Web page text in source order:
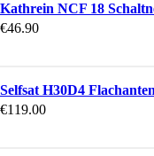
Kathrein NCF 18
€46.90
Selfsat H30D4
€119.00